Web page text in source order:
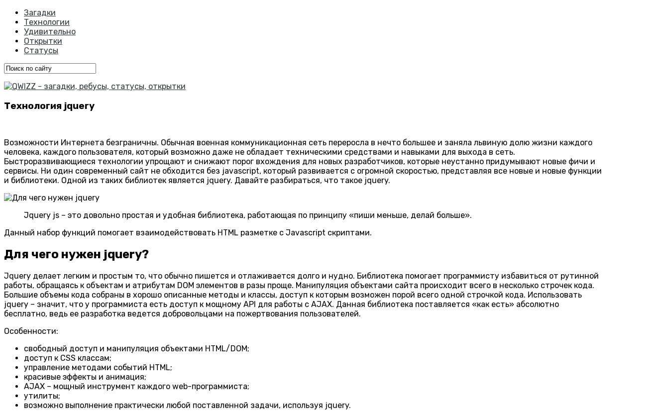
Загадки
Технологии
Удивительно
Открытки
Статусы
Технология jquery
Возможности Интернета безграничны. Обычная военная коммуникационная сеть переросла в нечто большее и заняла львиную долю жизни каждого
человека, каждого пользователя, который возможно даже не обладает техническими средствами и навыками для выхода в сеть.
Быстроразвивающиеся технологии упрощают и снижают порог вхождения для новых разработчиков, которые неустанно придумывают новые фичи и
сервисы. Ни один современный сайт не обходится без javascript, который развивается с огромной скоростью, представляя все новые и новые функции
и библиотеки. Одной из таких библиотек является jquery. Давайте разбираться, что такое jquery.
Jquery js – это довольно простая и удобная библиотека, работающая по принципу «пиши меньше, делай больше».
Данный набор функций помогает взаимодействовать HTML разметке с Javascript скриптами.
Для чего нужен jquery?
Jquery делает легким и простым то, что обычно пишется и отлаживается долго и нудно. Библиотека помогает программисту избавиться от рутинной
работы, обращаясь к объектам и атрибутам DOM элементов в разы проще. Манипуляция объектами сайта происходит всего в несколько строчек кода.
Большие объемы кода собраны в хорошо описанные методы и классы, доступ к которым возможен порой всего одной строчкой кода. Использовать
jquery – значит, что у программиста есть доступ к мощному API для работы с AJAX. Данная библиотека поставляется «как есть» абсолютно
бесплатно, ведь ее разработка ведется добровольцами на пожертвования пользователей.
Особенности:
свободный доступ и манипуляция объектами HTML/DOM;
доступ к CSS классам;
управление методами событий HTML;
красивые эффекты и анимация;
AJAX – мощный инструмент каждого web-программиста;
утилиты;
возможно выполнение практически любой поставленной задачи, используя jquery.